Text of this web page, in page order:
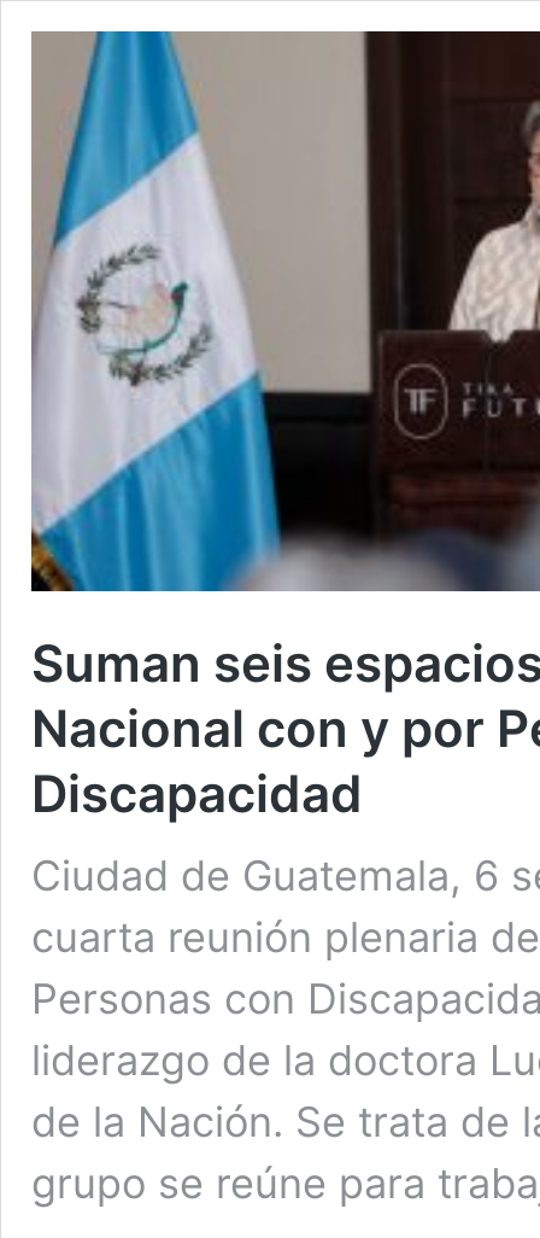
Suman seis
Nacional con y por
Discapacidad
Ciudad de Guatemala, 6
cuarta reunión plenaria
Personas con
liderazgo de la doctora
de la Nación. Se trata de
grupo se reúne para